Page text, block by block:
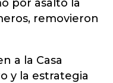
por asalto la
removieron
a la Casa
y la estrategia